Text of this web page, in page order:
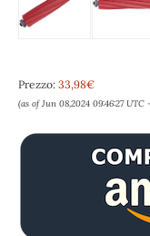
Prezzo: 33,98€
(as of Jun 08,2024 09:46:27 UTC